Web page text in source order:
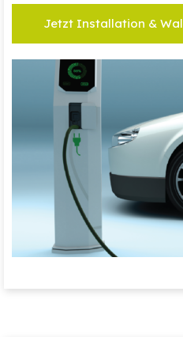
Jetzt Installation &